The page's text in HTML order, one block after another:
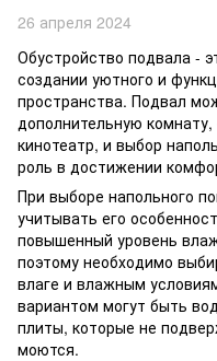
26 апреля 2024
Обустройство подвала -
создании уютного и
пространства. Подвал
дополнительную
кинотеатр, и выбор
роль в достижении
При выборе напольного
учитывать его
повышенный уровень
поэтому необходимо
влаге и влажным
вариантом могут быть
плиты, которые не
моются.